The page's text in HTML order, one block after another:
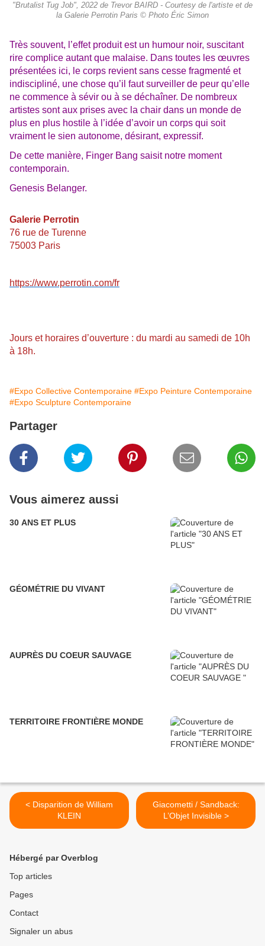
"Brutalist Tug Job", 2022 de Trevor BAIRD - Courtesy de l'artiste et de
la Galerie Perrotin Paris © Photo Éric Simon
Très souvent, l’effet produit est un humour noir, suscitant
rire complice autant que malaise. Dans toutes les œuvres
présentées ici, le corps revient sans cesse fragmenté et
indiscipliné, une chose qu’il faut surveiller de peur qu’elle
ne commence à sévir ou à se déchaîner. De nombreux
artistes sont aux prises avec la chair dans un monde de
plus en plus hostile à l’idée d’avoir un corps qui soit
vraiment le sien autonome, désirant, expressif.
De cette manière, Finger Bang saisit notre moment
contemporain.
Genesis Belanger.
Galerie Perrotin
76 rue de Turenne
75003 Paris
https://www.perrotin.com/fr
Jours et horaires d’ouverture : du mardi au samedi de 10h
à 18h.
#Expo Collective Contemporaine #Expo Peinture Contemporaine
#Expo Sculpture Contemporaine
Partager
Vous aimerez aussi
30 ANS ET PLUS
GÉOMÉTRIE DU VIVANT
AUPRÈS DU COEUR SAUVAGE
TERRITOIRE FRONTIÈRE MONDE
< Disparition de William
KLEIN
Giacometti / Sandback:
L’Objet Invisible >
Hébergé par Overblog
Top articles
Pages
Contact
Signaler un abus